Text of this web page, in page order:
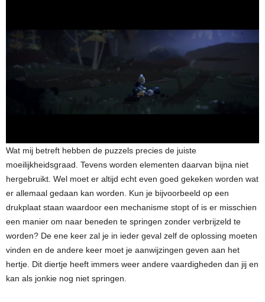
Wat mij betreft hebben de puzzels precies de juiste
moeilijkheidsgraad. Tevens worden elementen daarvan bijna niet
hergebruikt. Wel moet er altijd echt even goed gekeken worden wat
er allemaal gedaan kan worden. Kun je bijvoorbeeld op een
drukplaat staan waardoor een mechanisme stopt of is er misschien
een manier om naar beneden te springen zonder verbrijzeld te
worden? De ene keer zal je in ieder geval zelf de oplossing moeten
vinden en de andere keer moet je aanwijzingen geven aan het
hertje. Dit diertje heeft immers weer andere vaardigheden dan jij en
kan als jonkie nog niet springen.